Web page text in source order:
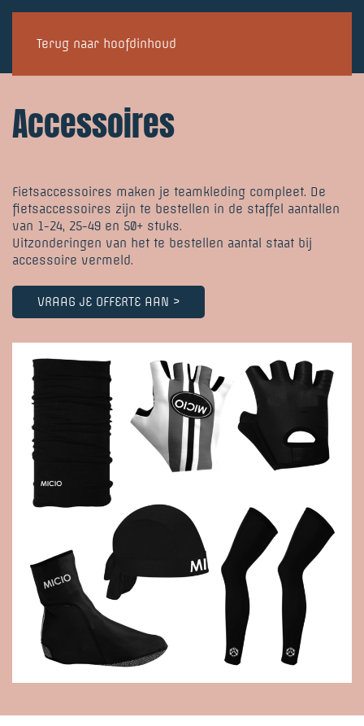
Terug naar hoofdinhoud
Accessoires
Fietsaccessoires maken je teamkleding compleet. De
fietsaccessoires zijn te bestellen in de staffel aantallen
van 1-24, 25-49 en 50+ stuks.
Uitzonderingen van het te bestellen aantal staat bij
accessoire vermeld.
VRAAG JE OFFERTE AAN >